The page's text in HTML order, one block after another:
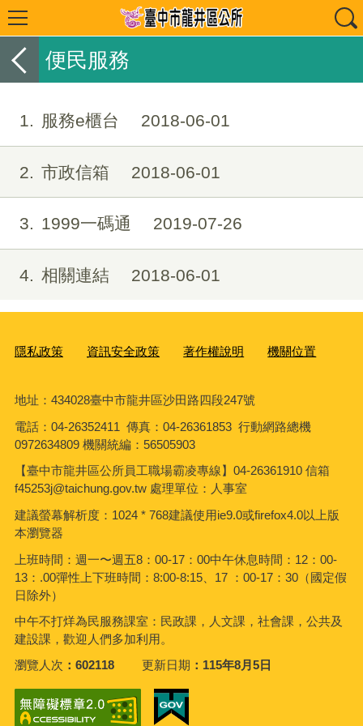
便民服務
1 服務e櫃台 2018-06-01
2 市政信箱 2018-06-01
3 1999一碼通 2019-07-26
4 相關連結 2018-06-01
隱私政策 資訊安全政策 著作權說明 機關位置
地址：434028臺中市龍井區沙田路四段247號
電話：04-26352411 傳真：04-26361853 行動網路總機
0972634809 機關統編：56505903
【臺中市龍井區公所員工職場霸凌專線】04-26361910 信箱
f45253j@taichung.gov.tw 處理單位：人事室
建議螢幕解析度：1024 * 768建議使用ie9.0或firefox4.0以上版
本瀏覽器
上班時間：週一〜週五8：00-17：00中午休息時間：12：00-
13：.00彈性上下班時間：8:00-8:15、17 ：00-17：30（國定假
日除外）
中午不打烊為民服務課室：民政課，人文課，社會課，公共及
建設課，歡迎人們多加利用。
瀏覽人次
602118 更新日期 115年8月5日